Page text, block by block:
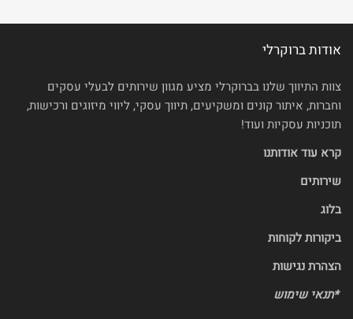
אודות ברוקרלי
צוות התיווך שלנו בברוקרלי מציע מגוון שירותים לבעלי עסקים
וחברות, איתור קונים ומשקיעים, תיווך עסקי, ליווי מיזוגים ורכישות,
תוכניות עסקיות ועוד!
קרא עוד אודותנו
שירותים
בלוג
ביקורות לקוחות
הצהרת נגישות
*תנאי שימוש